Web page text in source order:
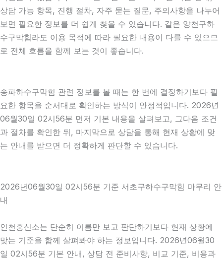
상담 가능 항목, 진행 절차, 자주 묻는 질문, 주의사항을 나누어
보면 필요한 정보를 더 쉽게 찾을 수 있습니다. 같은 양천구하
수구막힘라도 이용 목적에 따라 필요한 내용이 다를 수 있으므
로 전체 흐름을 함께 보는 것이 좋습니다.
송파하수구막힘 관련 정보를 볼 때는 한 번에 결정하기보다 필
요한 항목을 순서대로 확인하는 방식이 안정적입니다. 2026년
06월30일 02시56분 먼저 기본 내용을 살펴보고, 그다음 조건
과 절차를 확인한 뒤, 마지막으로 상담을 통해 현재 상황에 맞
는 안내를 받으면 더 정확하게 판단할 수 있습니다.
2026년06월30일 02시56분 기준 서초구하수구막힘 마무리 안
내
인천흥신소는 단순히 이름만 보고 판단하기보다 현재 상황에
맞는 기준을 함께 살펴봐야 하는 정보입니다. 2026년06월30
일 02시56분 기본 안내, 상담 전 준비사항, 비교 기준, 비용과